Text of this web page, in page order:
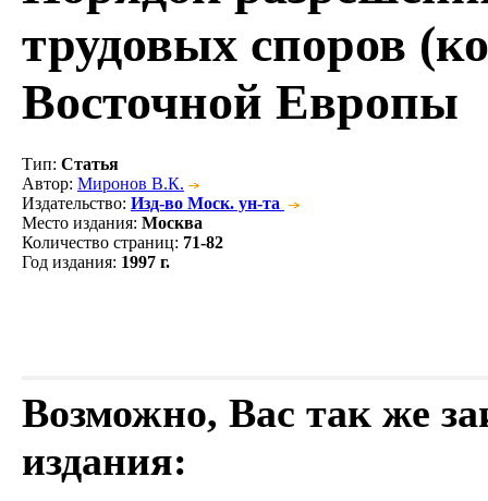
трудовых споров
Восточной Европы
Тип: Статья
Автор: Миронов В.К.
Издательство: Изд-во Моск. ун-та
Место издания: Москва
Количество страниц: 71-82
Год издания: 1997 г.
Возможно, Вас так же
издания: